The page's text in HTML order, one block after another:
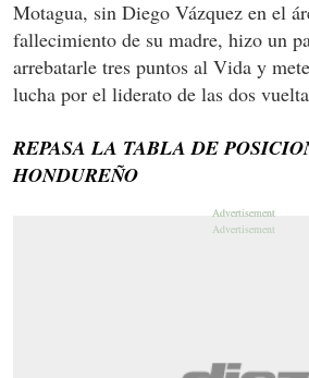
Motagua, sin Diego Vázquez en el
fallecimiento de su madre, hizo un
arrebatarle tres puntos al Vida y
lucha por el liderato de las dos
REPASA LA TABLA DE
HONDUREÑO